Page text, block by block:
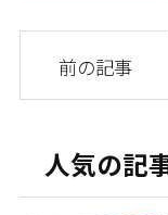
前の記事
人気の記